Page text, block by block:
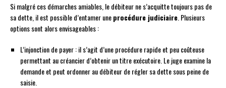
Si malgré ces démarches amiables, le débiteur ne s’acquitte toujours pas de
sa dette, il est possible d’entamer uneprocédure judiciaire . Plusieurs
options sont alors envisageables :
L’injonction de payer : il s’agit d’une procédure rapide et peu coûteuse
permettant au créancier d’obtenir un titre exécutoire. Le juge examine la
demande et peut ordonner au débiteur de régler sa dette sous peine de
saisie.